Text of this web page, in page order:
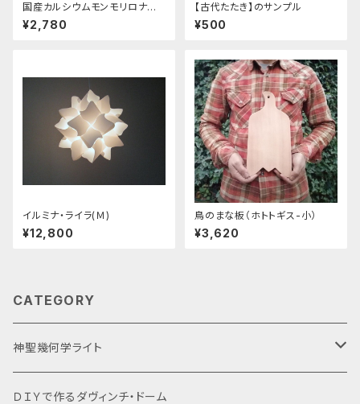
国産カルシウムモンモリロナイト
（カルシウムベントナイト）固形/
800g
¥2,780
【古代たたき】のサンプル
¥500
イルミナ・ライラ(Ｍ)
¥12,800
鳥のまな板（ホトトギス-小）
¥3,620
CATEGORY
神聖幾何学ライト
Lサイズ
ＤＩＹで作るダヴィンチ・ドーム